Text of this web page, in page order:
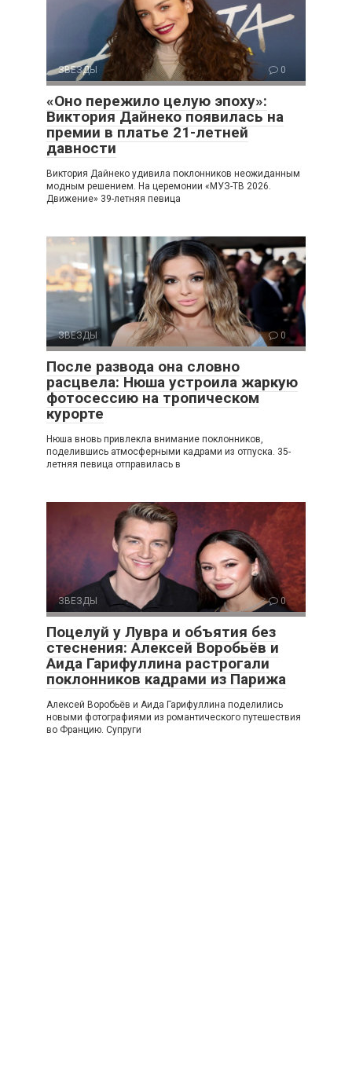
ЗВЕЗДЫ 0
«Оно пережило целую эпоху»:
Виктория Дайнеко появилась на
премии в платье 21-летней
давности
Виктория Дайнеко удивила поклонников неожиданным
модным решением. На церемонии «МУЗ-ТВ 2026.
Движение» 39-летняя певица
ЗВЕЗДЫ 0
После развода она словно
расцвела: Нюша устроила жаркую
фотосессию на тропическом
курорте
Нюша вновь привлекла внимание поклонников,
поделившись атмосферными кадрами из отпуска. 35-
летняя певица отправилась в
ЗВЕЗДЫ 0
Поцелуй у Лувра и объятия без
стеснения: Алексей Воробьёв и
Аида Гарифуллина растрогали
поклонников кадрами из Парижа
Алексей Воробьёв и Аида Гарифуллина поделились
новыми фотографиями из романтического путешествия
во Францию. Супруги